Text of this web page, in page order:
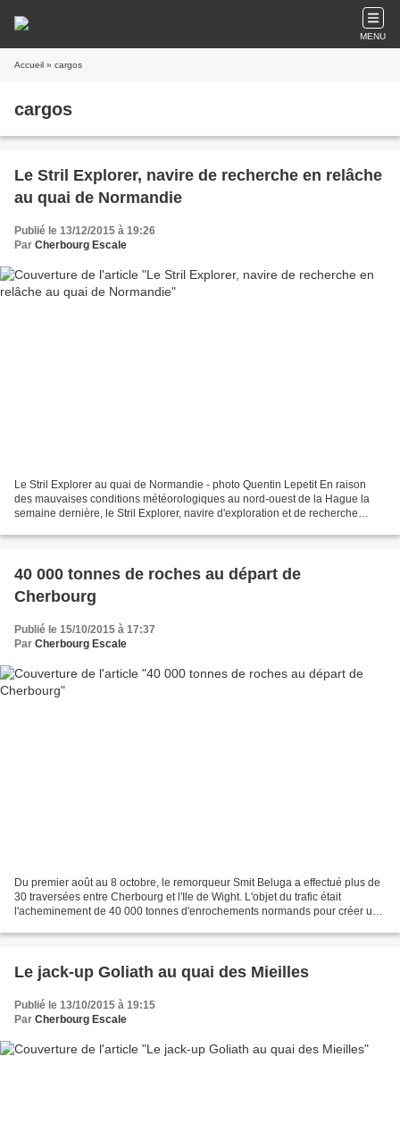
MENU
Accueil » cargos
cargos
Le Stril Explorer, navire de recherche en relâche
au quai de Normandie
Publié le 13/12/2015 à 19:26
Par Cherbourg Escale
Le Stril Explorer au quai de Normandie - photo Quentin Lepetit En raison
des mauvaises conditions météorologiques au nord-ouest de la Hague la
semaine dernière, le Stril Explorer, navire d'exploration et de recherche
40 000 tonnes de roches au départ de
Cherbourg
Publié le 15/10/2015 à 17:37
Par Cherbourg Escale
Du premier août au 8 octobre, le remorqueur Smit Beluga a effectué plus de
30 traversées entre Cherbourg et l'Ile de Wight. L'objet du trafic était
l'acheminement de 40 000 tonnes d'enrochements normands pour créer une
Le jack-up Goliath au quai des Mieilles
Publié le 13/10/2015 à 19:15
Par Cherbourg Escale